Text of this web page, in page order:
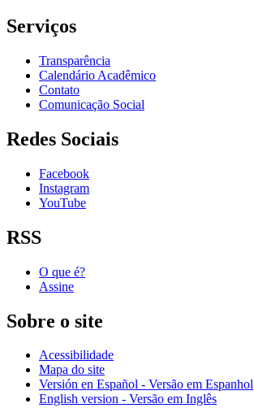
Serviços
Transparência
Calendário Acadêmico
Contato
Comunicação Social
Redes Sociais
Facebook
Instagram
YouTube
RSS
O que é?
Assine
Sobre o site
Acessibilidade
Mapa do site
Versión en Español - Versão em Espanhol
English version - Versão em Inglês